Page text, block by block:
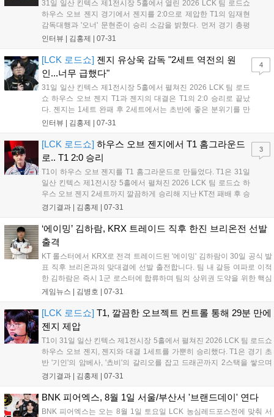
31일 일산 킨텍스 제1전시장 5홀에서 열린 2026 LCK 팀 로드쇼
하우스 오브 젠지 경기에서 젠지를 2:0으로 제압한 T1의 임재현
감독대행과 '오너' 문현준이 승리 소감을 밝혔다. 먼저 경기 총평
에 대해 임재현 감독대행은 "1세트는 큰 실수 없이 깔끔했고, 2세
잘 풀어냈다"고 평가했다. '...
인터뷰 | 김홍제 | 07-31
[LCK 로드쇼] 젠지 유상욱 감독 "2세트 역전의 원
인...너무 급했다"
31일 일산 킨텍스 제1전시장 5홀에서 펼쳐진 2026 LCK 팀 로드
쇼 하우스 오브 젠지 T1과 젠지의 대결은 T1의 2:0 승리로 끝났
다. 젠지는 1세트 완패 후 2세트에서는 초반에 좋은 분위기를 만
들었지만, 잘 성장한 '페이즈'의 활약으로 인해 역전패를 당하며
욱 감독과 '듀로' 주민규의...
인터뷰 | 김홍제 | 07-31
4
[LCK 로드쇼] 하우스 오브 젠지에서 T1 홈그라운드
로.. T1 2:0 승리
T1이 하우스 오브 젠지를 T1 홈그라운드로 만들었다. T1은 31일
일산 킨텍스 제1전시장 5홀에서 펼쳐진 2026 LCK 팀 로드쇼 하
우스 오브 젠지 2세트까지 깔끔하게 승리해 지난 KT전 패배 후 승
리를 기록해 분위기 반전에 성공했다. 초반부터 T1이 상대 정글로
짜오 점멸이 빠졌고, '...
경기결과 | 김홍제 | 07-31
3
‘에이밍’ 김하람, KRX 트레이드 직후 한진 브리온전 선발
출격
KT 롤스터에서 KRX로 전격 트레이드된 '에이밍' 김하람이 30일 공식 발
표 직후 브리온과의 맞대결에 선발 출전합니다. 팀 내 갈등 여파로 이적
한 김하람은 즉시 1군 로스터에 합류하며 팀의 상위권 도약을 위한 핵심
전력으로 투입됩니다. 김하람은 언쟁에 대해 반성하며 성숙한 모습을 다
중되고 있습니다....
게임뉴스 | 김병호 | 07-31
[LCK 로드쇼] T1, 깔끔한 오브젝트 컨트롤 통해 29분 만에
젠지 제압
T1이 31일 일산 킨텍스 제1전시장 5홀에서 펼쳐진 2026 LCK 팀 로드쇼
하우스 오브 젠지, 젠지와 대결 1세트를 가뿐히 승리했다. T1은 경기 초
반 '기인'의 암베사, '쵸비'의 갈리오를 잡고 드래곤까지 2스택을 쌓으며
기분 좋게 출발했다. 젠지는 잠시 후 바텀 다이브로 '도란'의 나르를 잡아
경기결과 | 김홍제 | 07-31
BNK 피어엑스, 8월 1일 서울/부산서 '브랜드데이' 연다
BNK 피어엑스는 오는 8월 1일 토요일 LCK 농심레드포스전에 맞춰 서